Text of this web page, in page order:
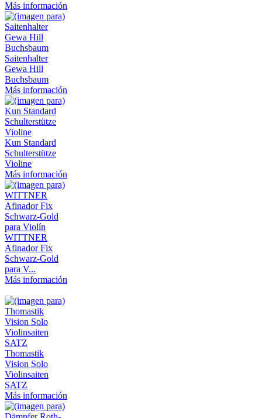
Más información
Saitenhalter
Gewa Hill
Buchsbaum
Más información
Kun Standard
Schulterstütze
Violine
Más información
WITTNER
Afinador Fix
Schwarz-Gold
para V...
Más información
Thomastik
Vision Solo
Violinsaiten
SATZ
Más información